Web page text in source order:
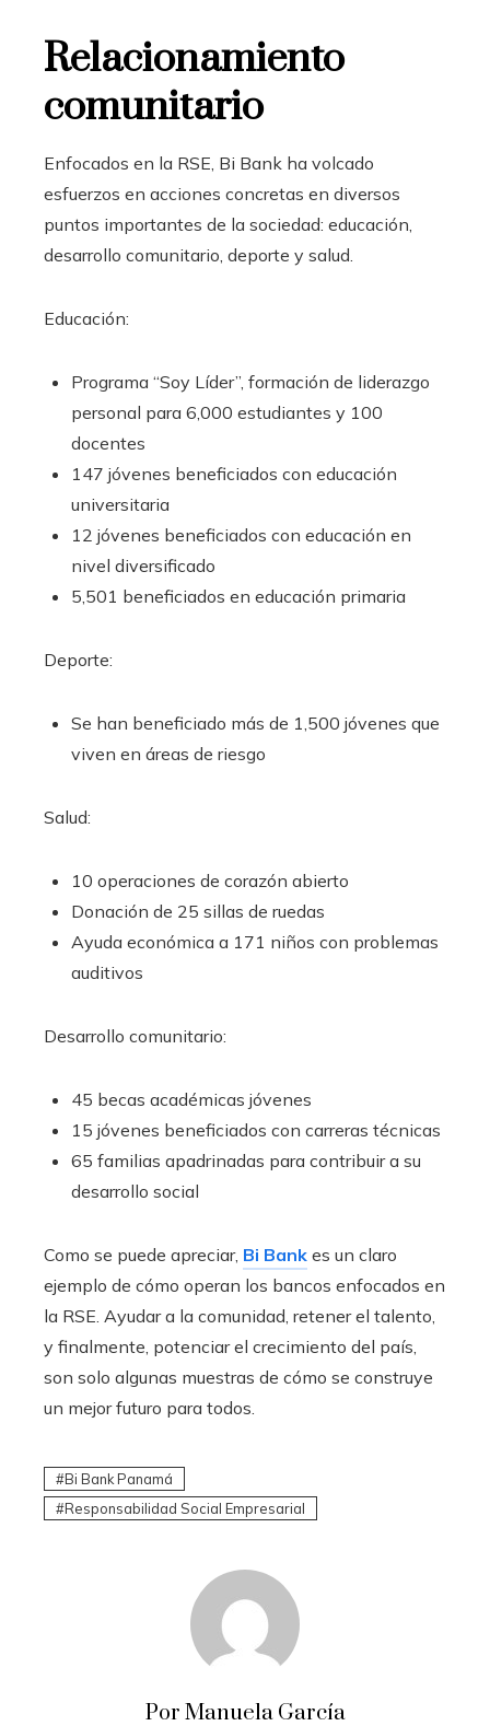
Relacionamiento
comunitario
Enfocados en la RSE, Bi Bank ha volcado
esfuerzos en acciones concretas en diversos
puntos importantes de la sociedad: educación,
desarrollo comunitario, deporte y salud.
Educación:
Programa “Soy Líder”, formación de liderazgo
personal para 6,000 estudiantes y 100
docentes
147 jóvenes beneficiados con educación
universitaria
12 jóvenes beneficiados con educación en
nivel diversificado
5,501 beneficiados en educación primaria
Deporte:
Se han beneficiado más de 1,500 jóvenes que
viven en áreas de riesgo
Salud:
10 operaciones de corazón abierto
Donación de 25 sillas de ruedas
Ayuda económica a 171 niños con problemas
auditivos
Desarrollo comunitario:
45 becas académicas jóvenes
15 jóvenes beneficiados con carreras técnicas
65 familias apadrinadas para contribuir a su
desarrollo social
Como se puede apreciar, Bi Bank es un claro
ejemplo de cómo operan los bancos enfocados en
la RSE. Ayudar a la comunidad, retener el talento,
y finalmente, potenciar el crecimiento del país,
son solo algunas muestras de cómo se construye
un mejor futuro para todos.
Bi Bank Panamá
Responsabilidad Social Empresarial
Por Manuela García